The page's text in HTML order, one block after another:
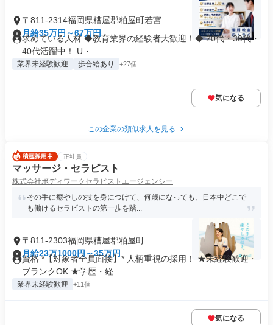
〒811-2314福岡県糟屋郡粕屋町若宮
月給35万円～67万円
求めている人材 ◆教育業界の経験者大歓迎！◆ 20代・30代・
40代活躍中！ U・...
業界未経験歓迎 歩合給あり +27個
気になる
この企業の類似求人を見る
正社員
マッサージ・セラピスト
株式会社ボディワークセラピストエージェンシー
その手に癒やしの技を身につけて、何歳になっても、日本中どこで
も働けるセラピストの第一歩を踏...
〒811-2303福岡県糟屋郡粕屋町
月給23万1000円～35万円
資格 *【対象者全員面接】* 人柄重視の採用！ ★未経験歓迎・
ブランクOK ★学歴・経...
業界未経験歓迎 +11個
気になる